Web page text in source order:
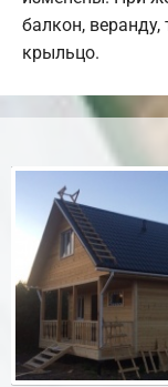
балкон, веранду,
крыльцо.